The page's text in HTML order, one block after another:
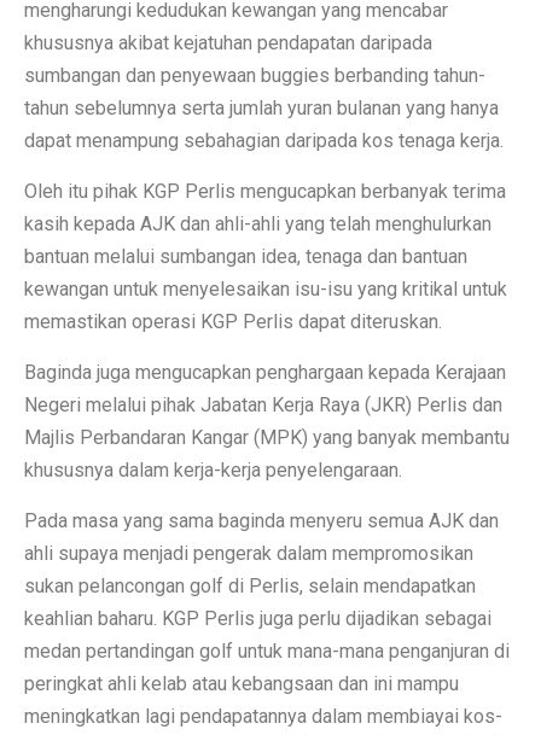
mengharungi kedudukan kewangan yang mencabar
khususnya akibat kejatuhan pendapatan daripada
sumbangan dan penyewaan buggies berbanding tahun-
tahun sebelumnya serta jumlah yuran bulanan yang hanya
dapat menampung sebahagian daripada kos tenaga kerja.
Oleh itu pihak KGP Perlis mengucapkan berbanyak terima
kasih kepada AJK dan ahli-ahli yang telah menghulurkan
bantuan melalui sumbangan idea, tenaga dan bantuan
kewangan untuk menyelesaikan isu-isu yang kritikal untuk
memastikan operasi KGP Perlis dapat diteruskan.
Baginda juga mengucapkan penghargaan kepada Kerajaan
Negeri melalui pihak Jabatan Kerja Raya (JKR) Perlis dan
Majlis Perbandaran Kangar (MPK) yang banyak membantu
khususnya dalam kerja-kerja penyelengaraan.
Pada masa yang sama baginda menyeru semua AJK dan
ahli supaya menjadi pengerak dalam mempromosikan
sukan pelancongan golf di Perlis, selain mendapatkan
keahlian baharu. KGP Perlis juga perlu dijadikan sebagai
medan pertandingan golf untuk mana-mana penganjuran di
peringkat ahli kelab atau kebangsaan dan ini mampu
meningkatkan lagi pendapatannya dalam membiayai kos-